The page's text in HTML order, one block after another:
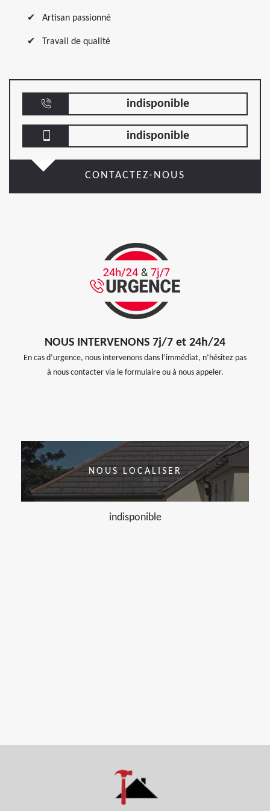
Artisan passionné
Travail de qualité
indisponible
indisponible
CONTACTEZ-NOUS
NOUS INTERVENONS 7j/7 et 24h/24
En cas d’urgence, nous intervenons dans l’immédiat, n’hésitez pas
à nous contacter via le formulaire ou à nous appeler.
NOUS LOCALISER
indisponible